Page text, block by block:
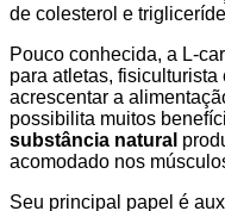
de colesterol e
Pouco conhecida, a L-
para atletas,
acrescentar a
possibilita muitos
substância natural
acomodado nos
Seu principal papel é